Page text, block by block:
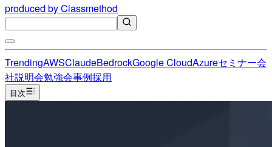
produced by Classmethod
TrendingAWSClaudeBedrockGoogle CloudAzureセミナー会
社説明会勉強会事例採用
目次